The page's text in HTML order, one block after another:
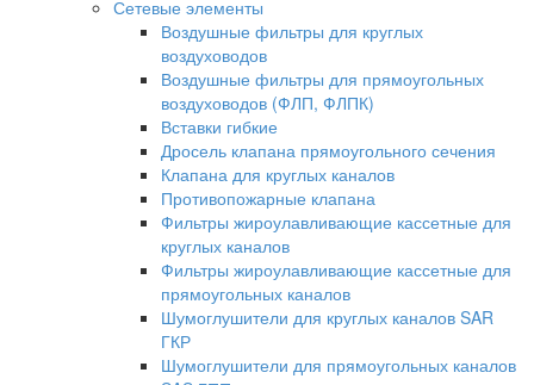
Сетевые элементы
Воздушные фильтры для круглых
воздуховодов
Воздушные фильтры для прямоугольных
воздуховодов (ФЛП, ФЛПК)
Вставки гибкие
Дросель клапана прямоугольного сечения
Клапана для круглых каналов
Противопожарные клапана
Фильтры жироулавливающие кассетные для
круглых каналов
Фильтры жироулавливающие кассетные для
прямоугольных каналов
Шумоглушители для круглых каналов SAR
ГКР
Шумоглушители для прямоугольных каналов